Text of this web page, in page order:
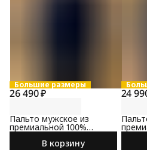
Большие размеры
26 490 ₽
Пальто мужское из
премиальной 100%
В корзину
24